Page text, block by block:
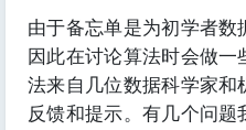
由于备忘单是为初学者数
因此在讨论算法时会做
法来自几位数据科学家和
反馈和提示。有几个问